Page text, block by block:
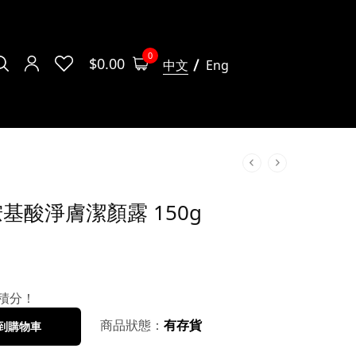
$0.00 0
中文 Eng
酸淨膚潔顏露 150g
分！
購物車 商品狀態： 有存貨